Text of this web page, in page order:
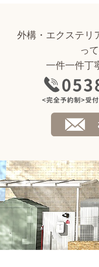
外構・エクステリ
っ
一件一件丁